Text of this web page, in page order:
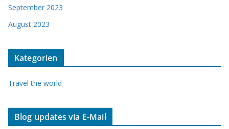
September 2023
August 2023
Kategorien
Travel the world
Blog updates via E-Mail